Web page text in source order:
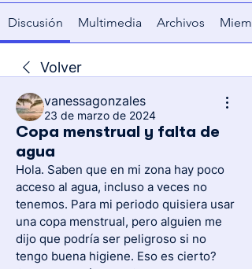
Discusión Multimedia Archivos
Volver
vanessagonzales
23 de marzo de 2024
Copa menstrual y falta de
agua
Hola. Saben que en mi zona hay poco
acceso al agua, incluso a veces no
tenemos. Para mi periodo quisiera usar
una copa menstrual, pero alguien me
dijo que podría ser peligroso si no
tengo buena higiene. Eso es cierto?